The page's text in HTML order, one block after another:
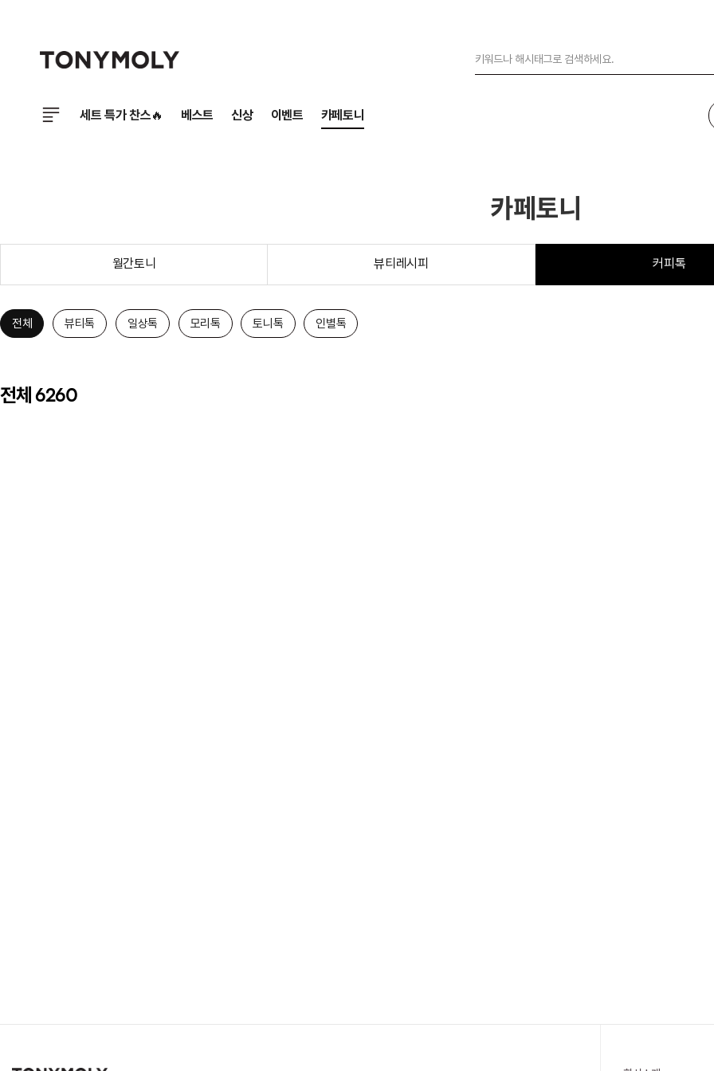
세트 특가 찬스🔥 베스트 신상 이벤트 카페토니
카페토니
월간토니 뷰티레시피 커피톡
전체 뷰티톡 일상톡 모리톡 토니톡 인별톡
전체6260